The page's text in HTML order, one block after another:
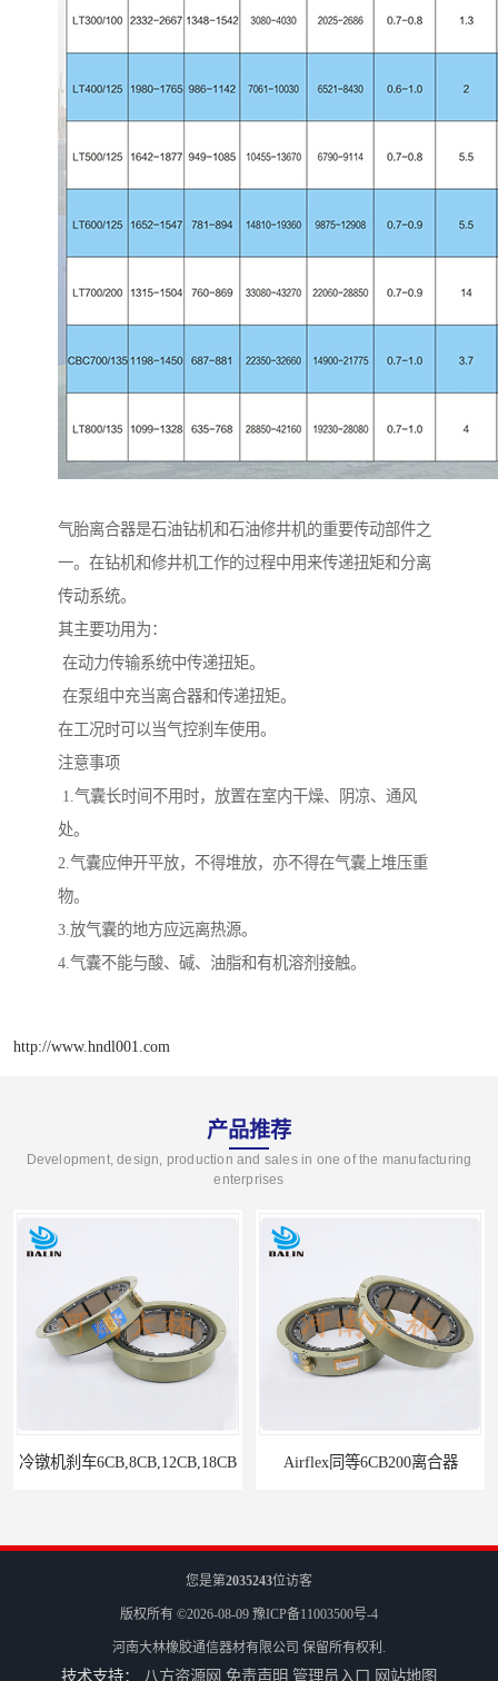
气胎离合器是石油钻机和石油修井机的重要传动部件之
一。在钻机和修井机工作的过程中用来传递扭矩和分离
传动系统。
其主要功用为：
在动力传输系统中传递扭矩。
在泵组中充当离合器和传递扭矩。
在工况时可以当气控刹车使用。
注意事项
1.气囊长时间不用时，放置在室内干燥、阴凉、通风
处。
2.气囊应伸开平放，不得堆放，亦不得在气囊上堆压重
物。
3.放气囊的地方应远离热源。
4.气囊不能与酸、碱、油脂和有机溶剂接触。
http://www.hndl001.com
产品推荐
Development, design, production and sales in one of the manufacturing
enterprises
Airflex同等6CB200离合器
您是第2035243位访客
版权所有 ©2026-08-09 豫ICP备11003500号-4
河南大林橡胶通信器材有限公司 保留所有权利.
技术支持： 八方资源网 免责声明 管理员入口 网站地图